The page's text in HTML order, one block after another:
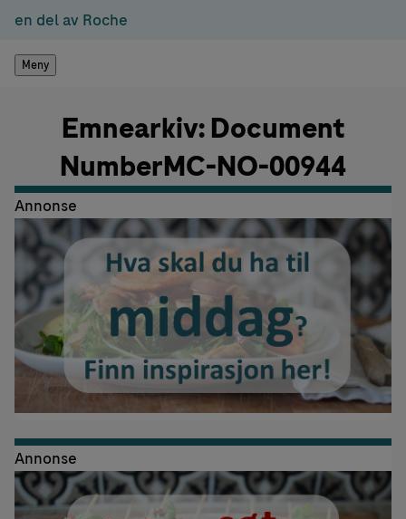
en del av Roche
Meny
Emnearkiv: Document
NumberMC-NO-00944
Annonse
Annonse